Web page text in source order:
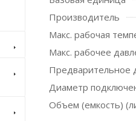
Производитель
Макс. рабочая
Макс. рабочее
Предварительное
Диаметр
Объем (емкость)
Крепеж стоек